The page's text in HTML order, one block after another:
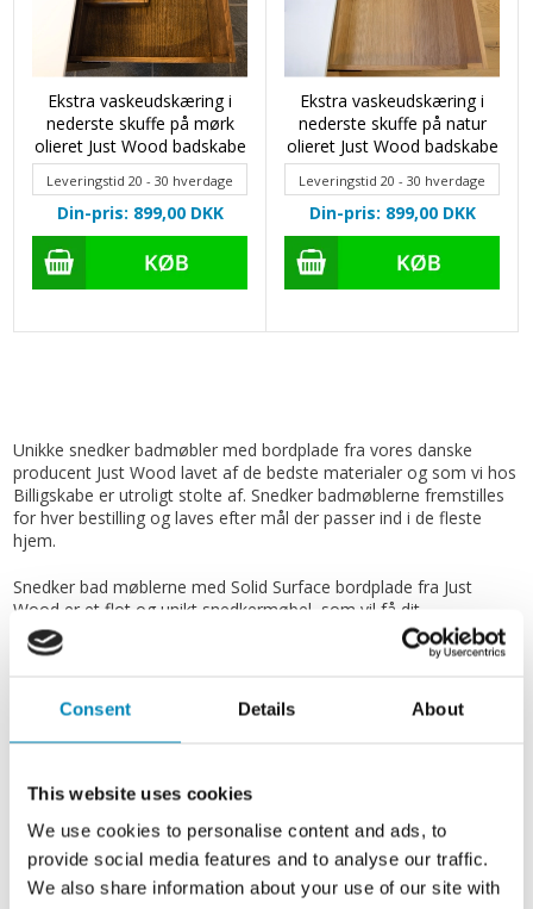
Consent Details About
This website uses cookies
We use cookies to personalise content and ads, to
provide social media features and to analyse our traffic.
We also share information about your use of our site with
Ekstra vaskeudskæring i
nederste skuffe på mørk
olieret Just Wood badskabe
Leveringstid 20 - 30 hverdage
Din-pris: 899,00 DKK
Ekstra vaskeudskæring i
nederste skuffe på natur
olieret Just Wood badskabe
Leveringstid 20 - 30 hverdage
Din-pris: 899,00 DKK
Unikke snedker badmøbler med bordplade fra vores danske
producent Just Wood lavet af de bedste materialer og som vi hos
Billigskabe er utroligt stolte af. Snedker badmøblerne fremstilles
for hver bestilling og laves efter mål der passer ind i de fleste
hjem.
Snedker bad møblerne med Solid Surface bordplade fra Just
Wood er et flot og unikt snedkermøbel, som vil få dit
badeværelse til at stå yderst skarpt med de bedste materialer. Et
snedker møbel der med garanti vil bringe stor glæde i hjemmet
olierede samt fingertappede træskuffer i egetræ med flotte
kommer med vaske udskæringen i øverste skuffe.
På vores snedker badmøbel fra Just Wood finder du både en
udgave med mellempind med et hul til at trække skufferne ud i
midten og en uden - vores Just Wood Original, som har luft